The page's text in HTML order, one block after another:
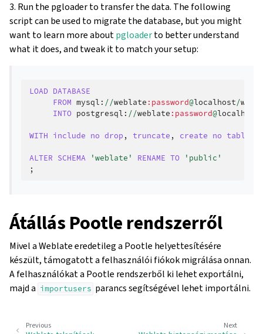
3. Run the pgloader to transfer the data. The following
script can be used to migrate the database, but you might
want to learn more aboutpgloaderto better understand
what it does, and tweak it to match your setup:
LOAD DATABASE
FROM mysql : //weblate :password@localhost/
INTO postgresql : //weblate :password@localhost
WITH include no drop , truncate , create no tables
ALTER SCHEMA 'weblate' RENAME TO
'public'
;
Átállás Pootle rendszerről
Mivel a Weblate eredetileg a Pootle helyettesítésére
készült, támogatott a felhasználói fiókok migrálása onnan.
A felhasználókat a Pootle rendszerből ki lehet exportálni,
majd a importusers parancs segítségével lehet importálni.
Next
Previous